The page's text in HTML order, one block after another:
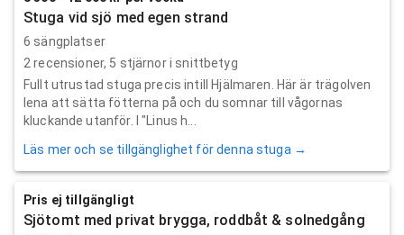
Stuga vid sjö med egen strand
6 sängplatser
2 recensioner, 5 stjärnor i snittbetyg
Fullt utrustad stuga precis intill Hjälmaren. Här är trägolven
lena att sätta fötterna på och du somnar till vågornas
kluckande utanför. I "Linus h...
Läs mer och se tillgänglighet för denna stuga →
Pris ej tillgängligt
Sjötomt med privat brygga, roddbåt & solnedgång